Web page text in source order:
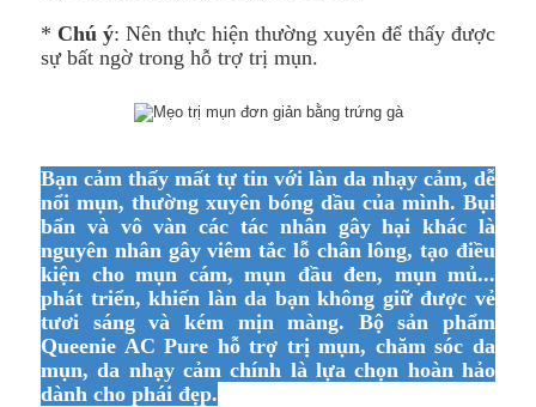
* Chú ý: Nên thực hiện thường xuyên để thấy được
sự bất ngờ trong hỗ trợ trị mụn.
Bạn cảm thấy mất tự tin với làn da nhạy cảm, dễ
nổi mụn, thường xuyên bóng dầu của mình. Bụi
bẩn và vô vàn các tác nhân gây hại khác là
nguyên nhân gây viêm tắc lỗ chân lông, tạo điều
kiện cho mụn cám, mụn đầu đen, mụn mủ...
phát triển, khiến làn da bạn không giữ được vẻ
tươi sáng và kém mịn màng. Bộ sản phẩm
Queenie AC Pure hỗ trợ trị mụn, chăm sóc da
mụn, da nhạy cảm chính là lựa chọn hoàn hảo
dành cho phái đẹp.